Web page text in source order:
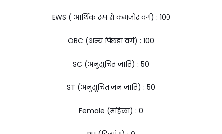
EWS ( आर्थिक रूप से कमजोर वर्ग) : ₹100
OBC (अन्य पिछड़ा वर्ग) : ₹100
SC (अनुसूचित जाति) : ₹50
ST (अनुसूचित जन जाति) : ₹50
Female (महिला) : ₹0